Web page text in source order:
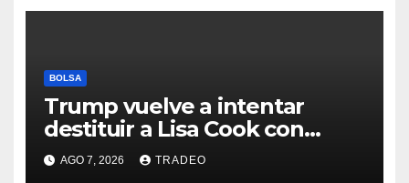
BOLSA
Trump vuelve a intentar
destituir a Lisa Cook con
acusaciones de fraude
hipotecario
AGO 7, 2026 TRADEO